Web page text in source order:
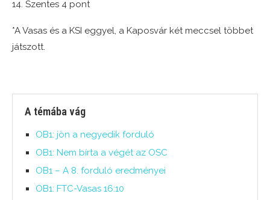
14. Szentes 4 pont
*A Vasas és a KSI eggyel, a Kaposvár két meccsel többet
játszott.
A témába vág
OB1: jön a negyedik forduló
OB1: Nem bírta a végét az OSC
OB1 – A 8. forduló eredményei
OB1: FTC-Vasas 16:10